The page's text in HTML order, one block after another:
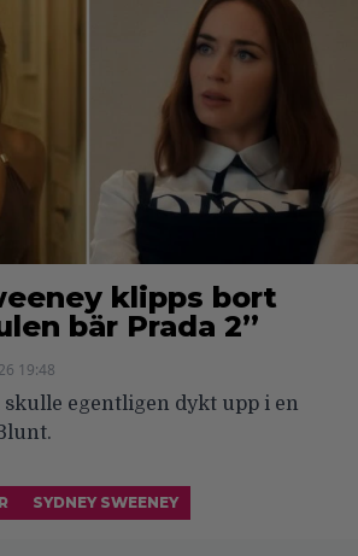
klipps bort
bär Prada 2”
19:48
skulle egentligen dykt upp i en
SYDNEY SWEENEY